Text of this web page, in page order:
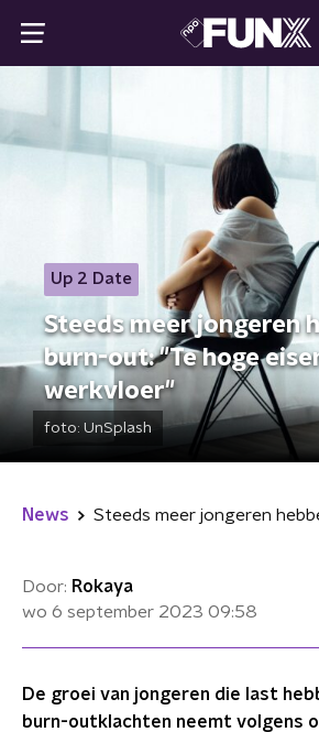
Up 2 Date
Steeds meer jongeren
burn-out: "Te hoge
werkvloer"
foto: UnSplash
News
Door: Rokaya
wo 6 september 2023 09:58
De groei van jongeren die last
burn-outklachten neemt volgens